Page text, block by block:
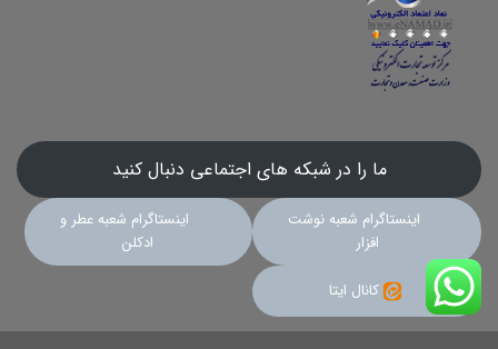
ما را در شبکه های اجتماعی دنبال کنید
اینستاگرام شعبه نوشت
افزار
اینستاگرام شعبه عطر و
ادکلن
کانال ایتا